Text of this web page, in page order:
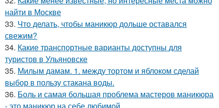
найти в Москве
33. Что делать, чтобы маникюр дольше оставался
свежим?
34. Какие транспортные варианты доступны для
туристов в Ульяновске
35. Милым дамам. 1. между тортом и яблоком сделай
выбор в пользу стакана воды.
36. Боль и самая большая проблема мастеров маникюра